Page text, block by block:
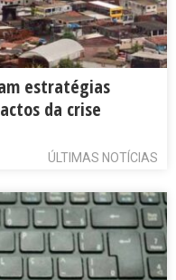
estratégias
da crise
ÚLTIMAS NOTÍCIAS